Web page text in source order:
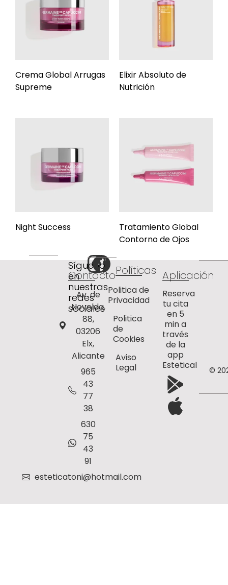
Crema Global Arrugas
Supreme
Elixir Absoluto de
Nutrición
Night Success
Tratamiento Global
Contorno de Ojos
Síguenos
en
nuestras
redes
sociales
Contacto
Av. de
Novelda,
88,
03206
Elx,
Alicante
965
43
77
38
630
75
43
91
esteticatoni@hotmail.com
Políticas
Politica de
Privacidad
Politica
de
Cookies
Aviso
Legal
Aplicación
Reserva
tu cita
en 5
min a
través
de la
app
Estetical
©